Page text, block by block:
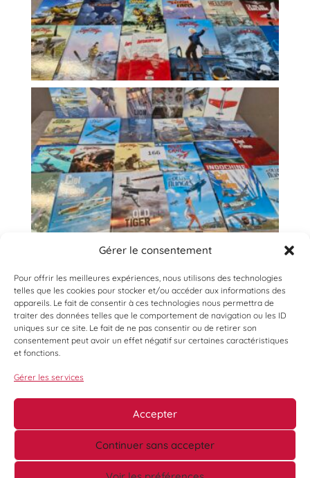
Gérer le consentement
Pour offrir les meilleures expériences, nous utilisons des technologies
telles que les cookies pour stocker et/ou accéder aux informations des
appareils. Le fait de consentir à ces technologies nous permettra de
traiter des données telles que le comportement de navigation ou les ID
uniques sur ce site. Le fait de ne pas consentir ou de retirer son
consentement peut avoir un effet négatif sur certaines caractéristiques
et fonctions.
Gérer les services
Accepter
Continuer sans accepter